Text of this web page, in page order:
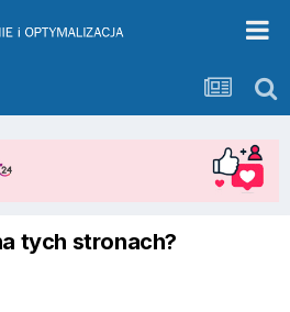
tych stronach?